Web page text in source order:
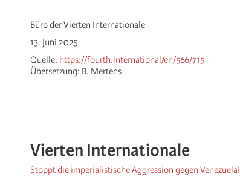
Büro der Vierten Internationale
13. Juni 2025
Quelle: https://fourth.international/en/566/715
Übersetzung: B. Mertens
Vierten Internationale
Stoppt die imperialistische Aggression gegen Venezuela!